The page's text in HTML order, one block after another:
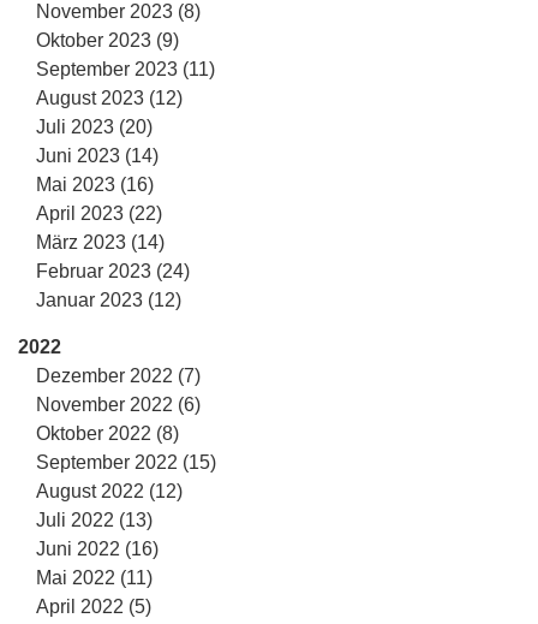
November 2023 (8)
Oktober 2023 (9)
September 2023 (11)
August 2023 (12)
Juli 2023 (20)
Juni 2023 (14)
Mai 2023 (16)
April 2023 (22)
März 2023 (14)
Februar 2023 (24)
Januar 2023 (12)
2022
Dezember 2022 (7)
November 2022 (6)
Oktober 2022 (8)
September 2022 (15)
August 2022 (12)
Juli 2022 (13)
Juni 2022 (16)
Mai 2022 (11)
April 2022 (5)